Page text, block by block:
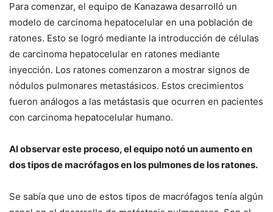
Para comenzar, el equipo de Kanazawa desarrolló un
modelo de carcinoma hepatocelular en una población de
ratones. Esto se logró mediante la introducción de células
de carcinoma hepatocelular en ratones mediante
inyección. Los ratones comenzaron a mostrar signos de
nódulos pulmonares metastásicos. Estos crecimientos
fueron análogos a las metástasis que ocurren en pacientes
con carcinoma hepatocelular humano.
Al observar este proceso, el equipo notó un aumento en
dos tipos de macrófagos en los pulmones de los ratones.
Se sabía que uno de estos tipos de macrófagos tenía algún